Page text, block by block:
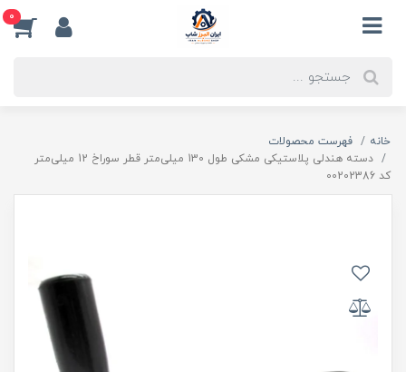
0
خانه
فهرست محصولات
دسته هندلی پلاستیکی مشکی طول 130 میلی‌متر قطر سوراخ 12 میلی‌متر
کد 00202386